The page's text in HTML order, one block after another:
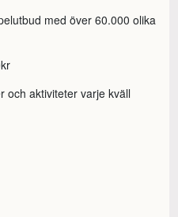
med över 60.000 olika
och aktiviteter varje kväll